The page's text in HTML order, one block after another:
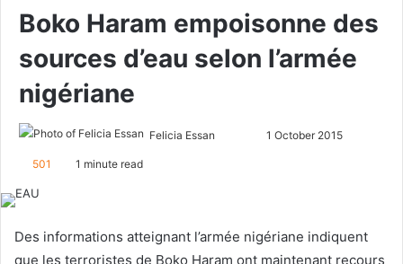
Boko Haram empoisonne des
sources d’eau selon l’armée
nigériane
Felicia Essan
w n
1 October 2015
501 1 minute read
Des informations atteignant l’armée nigériane indiquent
que les terroristes de Boko Haram ont maintenant recours